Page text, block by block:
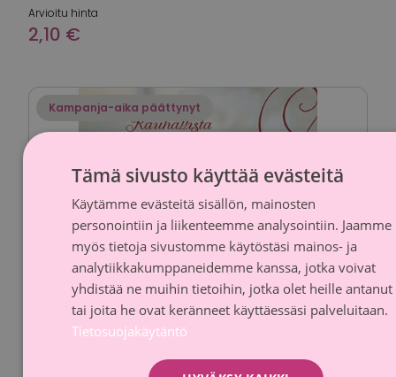
Arvioitu hinta
2,10 €
Kampanja-aika päättynyt
Tämä sivusto käyttää evästeitä
Käytämme evästeitä sisällön, mainosten
personointiin ja liikenteemme analysointiin. Jaamme
myös tietoja sivustomme käytöstäsi mainos- ja
analytiikkakumppaneidemme kanssa, jotka voivat
yhdistää ne muihin tietoihin, jotka olet heille antanut
tai joita he ovat keränneet käyttäessäsi palveluitaan.
Tietosuojakäytäntö